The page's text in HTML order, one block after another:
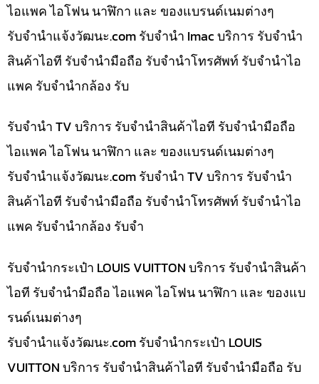
ไอแพค ไอโฟน นาฬิกา และ ของแบรนด์เนมต่างๆ
รับจํานําแจ้งวัฒนะ.com รับจำนำ Imac บริการ รับจำนำ
สินค้าไอที รับจำนำมือถือ รับจำนำโทรศัพท์ รับจำนำไอ
แพค รับจำนำกล้อง รับ
รับจำนำ TV บริการ รับจำนำสินค้าไอที รับจำนำมือถือ
ไอแพค ไอโฟน นาฬิกา และ ของแบรนด์เนมต่างๆ
รับจํานําแจ้งวัฒนะ.com รับจำนำ TV บริการ รับจำนำ
สินค้าไอที รับจำนำมือถือ รับจำนำโทรศัพท์ รับจำนำไอ
แพค รับจำนำกล้อง รับจำ
รับจำนำกระเป๋า LOUIS VUITTON บริการ รับจำนำสินค้า
ไอที รับจำนำมือถือ ไอแพค ไอโฟน นาฬิกา และ ของแบ
รนด์เนมต่างๆ
รับจํานําแจ้งวัฒนะ.com รับจำนำกระเป๋า LOUIS
VUITTON บริการ รับจำนำสินค้าไอที รับจำนำมือถือ รับ